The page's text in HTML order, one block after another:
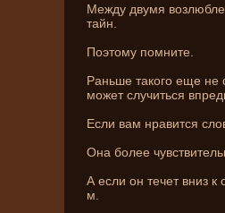
Между двумя
тайн.
Поэтому помни­те.
Раньше такого еще не
может случиться
Если вам нравится
Она более
А если он течет вни­з
м.